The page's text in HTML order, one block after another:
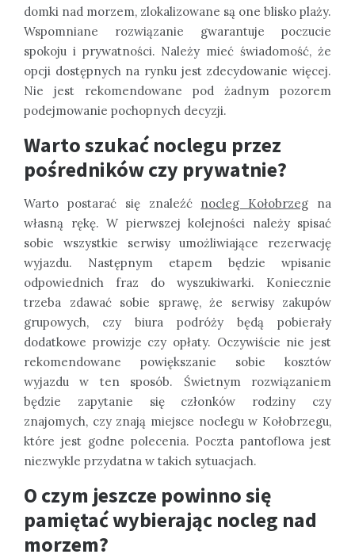
domki nad morzem, zlokalizowane są one blisko plaży.
Wspomniane rozwiązanie gwarantuje poczucie
spokoju i prywatności. Należy mieć świadomość, że
opcji dostępnych na rynku jest zdecydowanie więcej.
Nie jest rekomendowane pod żadnym pozorem
podejmowanie pochopnych decyzji.
Warto szukać noclegu przez
pośredników czy prywatnie?
Warto postarać się znaleźć nocleg Kołobrzeg na
własną rękę. W pierwszej kolejności należy spisać
sobie wszystkie serwisy umożliwiające rezerwację
wyjazdu. Następnym etapem będzie wpisanie
odpowiednich fraz do wyszukiwarki. Koniecznie
trzeba zdawać sobie sprawę, że serwisy zakupów
grupowych, czy biura podróży będą pobierały
dodatkowe prowizje czy opłaty. Oczywiście nie jest
rekomendowane powiększanie sobie kosztów
wyjazdu w ten sposób. Świetnym rozwiązaniem
będzie zapytanie się członków rodziny czy
znajomych, czy znają miejsce noclegu w Kołobrzegu,
które jest godne polecenia. Poczta pantoflowa jest
niezwykle przydatna w takich sytuacjach.
O czym jeszcze powinno się
pamiętać wybierając nocleg nad
morzem?